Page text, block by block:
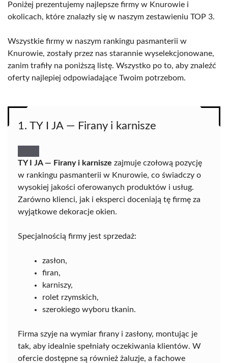
Poniżej prezentujemy najlepsze firmy w Knurowie i
okolicach, które znalazły się w naszym zestawieniu TOP 3.
Wszystkie firmy w naszym rankingu pasmanterii w
Knurowie, zostały przez nas starannie wyselekcjonowane,
zanim trafiły na poniższą listę. Wszystko po to, aby znaleźć
oferty najlepiej odpowiadające Twoim potrzebom.
1. TY I JA — Firany i karnisze
TY I JA — Firany i karnisze zajmuje czołową pozycję
w rankingu pasmanterii w Knurowie, co świadczy o
wysokiej jakości oferowanych produktów i usług.
Zarówno klienci, jak i eksperci doceniają tę firmę za
wyjątkowe dekoracje okien.
Specjalnością firmy jest sprzedaż:
zasłon,
firan,
karniszy,
rolet rzymskich,
szerokiego wyboru tkanin.
Firma szyje na wymiar firany i zasłony, montując je
tak, aby idealnie spełniały oczekiwania klientów. W
ofercie dostępne są również żaluzje, a fachowe